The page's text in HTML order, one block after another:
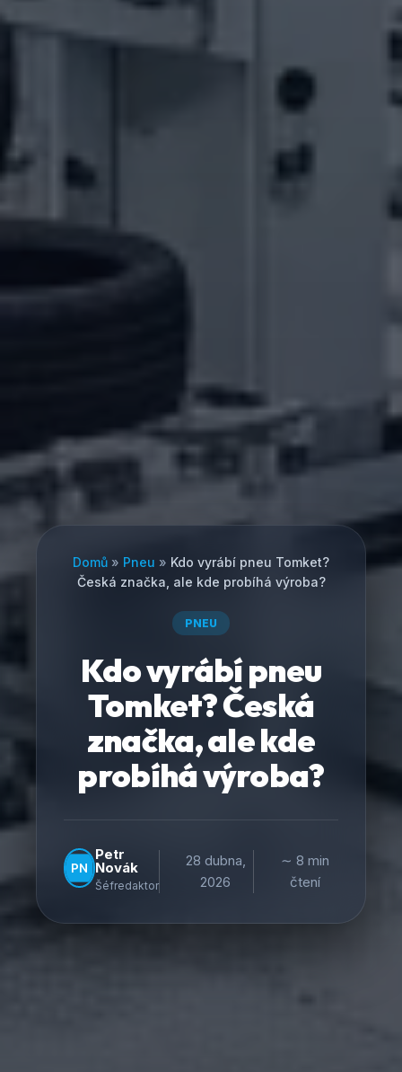
Domů » Pneu » Kdo vyrábí pneu Tomket?
Česká značka, ale kde probíhá výroba?
PNEU
Kdo vyrábí pneu
Tomket? Česká
značka, ale kde
probíhá výroba?
Petr
Novák
Šéfredaktor
28 dubna,
2026
∼ 8 min
čtení